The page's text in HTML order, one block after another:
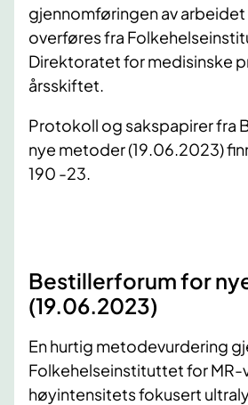
gjennomføringen av
overføres fra
Direktoratet for medisinske
årsskiftet.
Protokoll og sakspapirer fra
nye metoder (19.06.2023)
190 -23.
Bestillerforum for
(19.06.2023)
En hurtig metodevurdering
Folkehelseinstituttet for
høyintensitets fokusert